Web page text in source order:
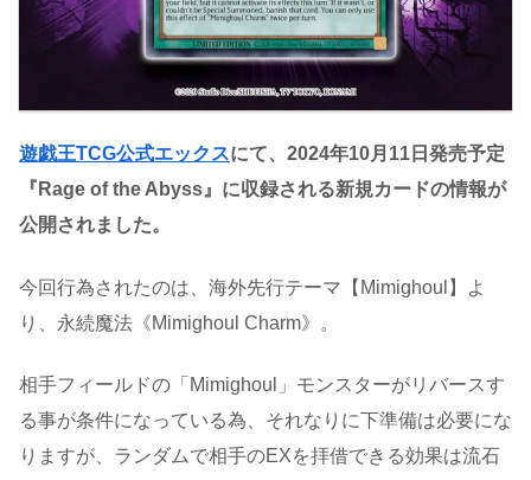
遊戯王TCG公式エックスにて、2024年10月11日発売予定
『Rage of the Abyss』に収録される新規カードの情報が
公開されました。
今回行為されたのは、海外先行テーマ【Mimighoul】よ
り、永続魔法《Mimighoul Charm》。
相手フィールドの「Mimighoul」モンスターがリバースす
る事が条件になっている為、それなりに下準備は必要にな
りますが、ランダムで相手のEXを拝借できる効果は流石